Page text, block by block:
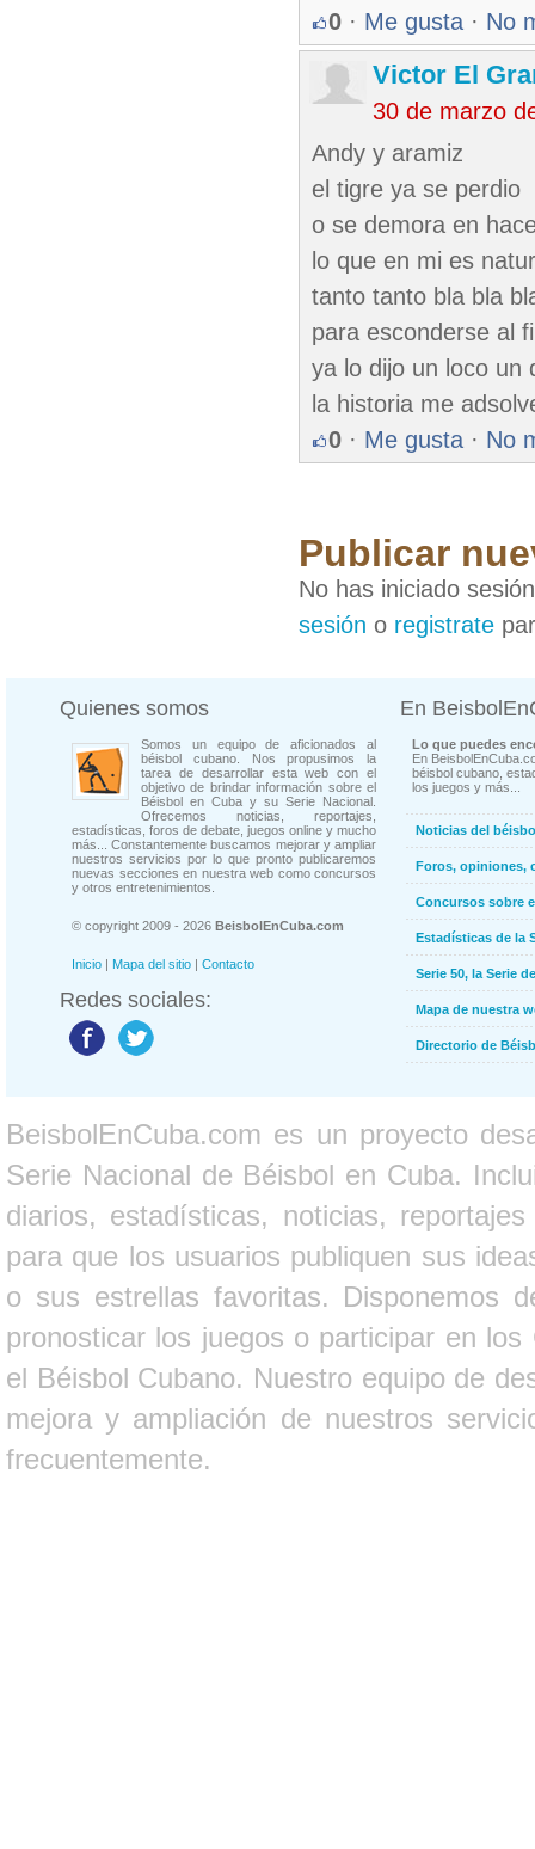
0 · Me gusta · No
Victor El
30 de marzo
Andy y aramiz
el tigre ya se perdio
o se demora en
lo que en mi es
tanto tanto bla bla
para esconderse al
ya lo dijo un loco un
la historia me
0 · Me gusta · No
Publicar
No has iniciado
sesión o registrate
Quienes somos
Somos un equipo de aficionados al
béisbol cubano. Nos propusimos la
tarea de desarrollar esta web con el
objetivo de brindar información sobre el
Béisbol en Cuba y su Serie Nacional.
Ofrecemos noticias, reportajes,
estadísticas, foros de debate, juegos online y mucho
más... Constantemente buscamos mejorar y ampliar
nuestros servicios por lo que pronto publicaremos
nuevas secciones en nuestra web como concursos
y otros entretenimientos.
© copyright 2009 - 2026 BeisbolEnCuba.com
Inicio | Mapa del sitio | Contacto
Redes sociales:
En
Lo que puedes
En
béisbol cubano,
los juegos y más...
Noticias del
Foros, opiniones,
Concursos sobre
Estadísticas de la
Serie 50, la Serie
Mapa de nuestra
Directorio de
BeisbolEnCuba.com es un proyecto
Serie Nacional de Béisbol en Cuba.
diarios, estadísticas, noticias,
para que los usuarios publiquen sus
o sus estrellas favoritas. Disponemos
pronosticar los juegos o participar en
el Béisbol Cubano. Nuestro equipo de
mejora y ampliación de nuestros
frecuentemente.